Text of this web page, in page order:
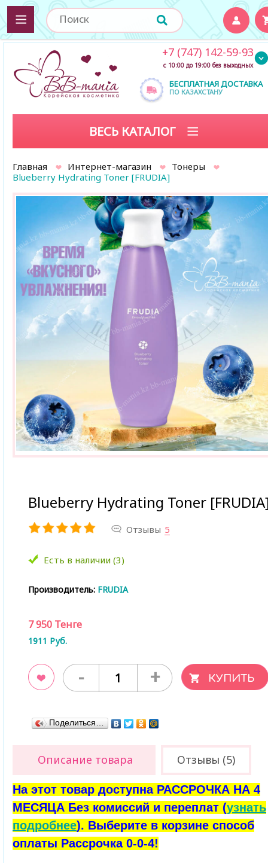
БЕСПЛАТНАЯ ДОСТАВКА
ПО КАЗАХСТАНУ
+7 (747) 142-59-93
с 10:00 до 19:00 без выходных
ВЕСЬ КАТАЛОГ
Главная Интернет-магазин
Тонеры
Blueberry Hydrating Toner [FRUDIA]
Blueberry Hydrating Toner
Отзывы 5
Есть в наличии (3)
Производитель: FRUDIA
7 950 Тенге
1911 Руб.
- +
Поделиться…
Описание товара Отзывы (5)
На этот товар доступна РАССРОЧКА НА 4
МЕСЯЦА Без комиссий и переплат (узнать
подробнее). Выберите в корзине способ
оплаты Рассрочка 0-0-4!